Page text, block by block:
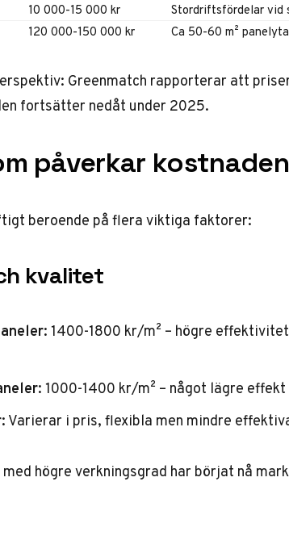
10 000-15 000 kr
Stordriftsfördelar vid
120 000-150 000 kr Ca 50-60 m²
Greenmatch rapporterar att
fortsätter nedåt under 2025.
påverkar
beroende på flera viktiga faktorer:
kvalitet
1400-1800 kr/m² – högre
1000-1400 kr/m² – något lägre
Varierar i pris, flexibla men mindre
högre verkningsgrad har börjat nå